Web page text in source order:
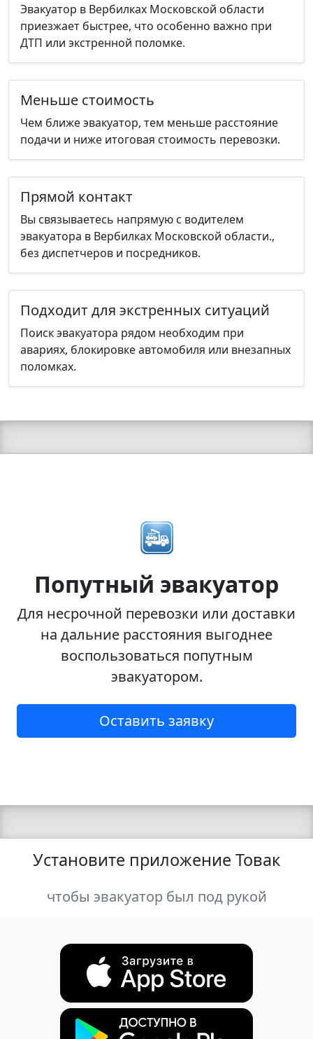
Эвакуатор в Вербилках Московской области
приезжает быстрее, что особенно важно при
ДТП или экстренной поломке.
Меньше стоимость
Чем ближе эвакуатор, тем меньше расстояние
подачи и ниже итоговая стоимость перевозки.
Прямой контакт
Вы связываетесь напрямую с водителем
эвакуатора в Вербилках Московской области.,
без диспетчеров и посредников.
Подходит для экстренных ситуаций
Поиск эвакуатора рядом необходим при
авариях, блокировке автомобиля или внезапных
поломках.
Попутный эвакуатор
Для несрочной перевозки или доставки
на дальние расстояния выгоднее
воспользоваться попутным
эвакуатором.
Оставить заявку
Установите приложение Товак
чтобы эвакуатор был под рукой